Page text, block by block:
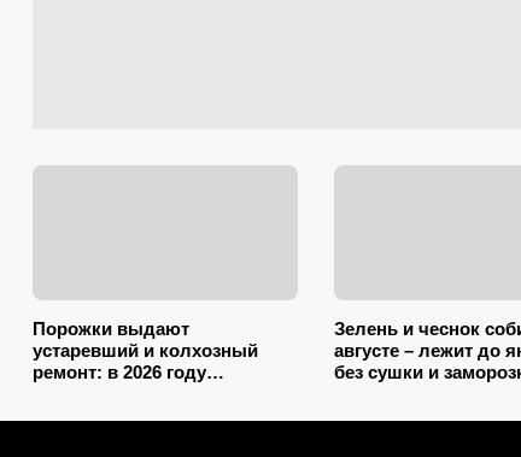
Порожки выдают
устаревший и колхозный
ремонт: в 2026 году
Зелень и чеснок
августе – лежит до
без сушки и